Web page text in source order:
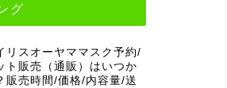
グ
リスオーヤママスク予約/
ト販売（通販）はいつか
販売時間/価格/内容量/送